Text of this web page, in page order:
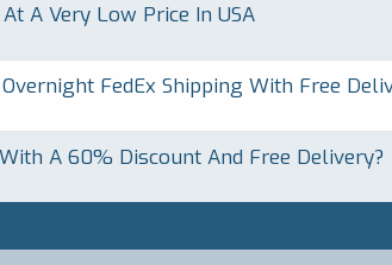
A Very Low Price In USA
FedEx Shipping With Free
A 60% Discount And Free Delivery?